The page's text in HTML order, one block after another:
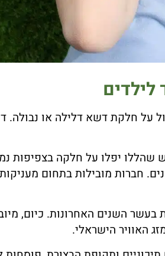
לילדים
חלקת דשא דלילה או נבולה.
יפלו על חלקה בצפיפות
חברות מובילות בתחום
השנים האחרונות. כיום,
האוויר הישראלי.